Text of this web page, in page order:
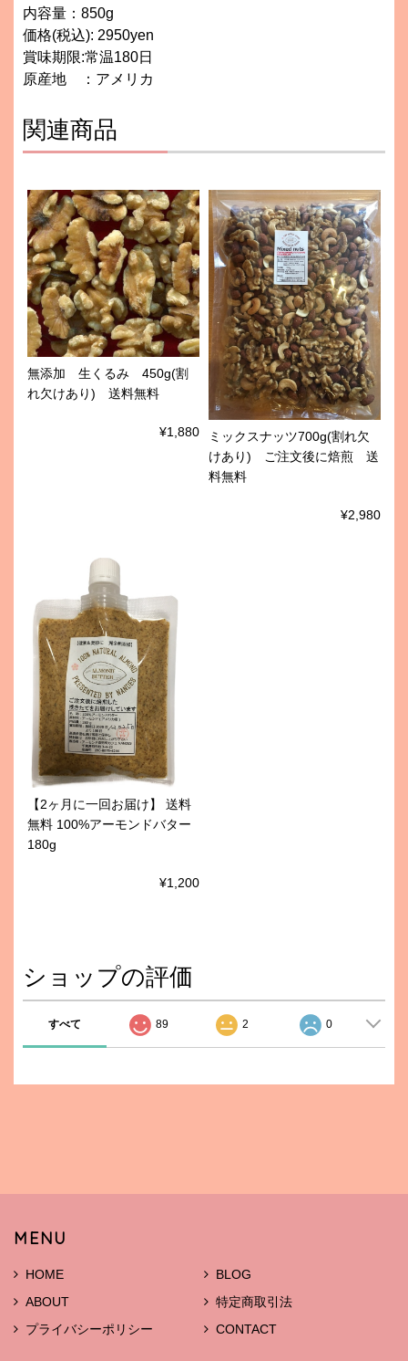
内容量：850g
価格(税込): 2950yen
賞味期限:常温180日
原産地 ：アメリカ
関連商品
無添加 生くるみ 450g(割
れ欠けあり) 送料無料
¥1,880
ミックスナッツ700g(割れ欠
けあり) ご注文後に焙煎 送
料無料
¥2,980
【2ヶ月に一回お届け】 送料
無料 100%アーモンドバター
180g
¥1,200
ショップの評価
すべて 89 2 0
MENU
HOME
BLOG
ABOUT
特定商取引法
プライバシーポリシー
CONTACT